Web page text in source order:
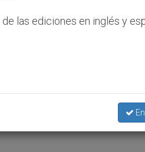
en la
las ediciones en inglés y